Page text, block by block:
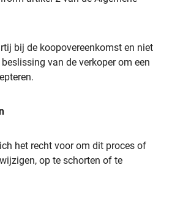
bij de koopovereenkomst en niet
van de verkoper om een
het recht voor om dit proces of
op te schorten of te